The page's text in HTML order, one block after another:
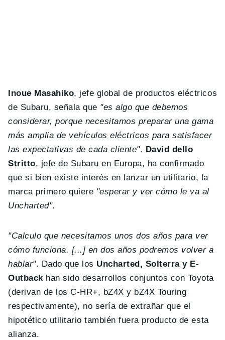
Inoue Masahiko, jefe global de productos eléctricos
de Subaru, señala que "es algo que debemos
considerar, porque necesitamos preparar una gama
más amplia de vehículos eléctricos para satisfacer
las expectativas de cada cliente". David dello
Stritto, jefe de Subaru en Europa, ha confirmado
que si bien existe interés en lanzar un utilitario, la
marca primero quiere "esperar y ver cómo le va al
Uncharted".
"Calculo que necesitamos unos dos años para ver
cómo funciona. [...] en dos años podremos volver a
hablar". Dado que los Uncharted, Solterra y E-
Outbackhan sido desarrollos conjuntos con Toyota
(derivan de los C-HR+, bZ4X y bZ4X Touring
respectivamente), no sería de extrañar que el
hipotético utilitario también fuera producto de esta
alianza.